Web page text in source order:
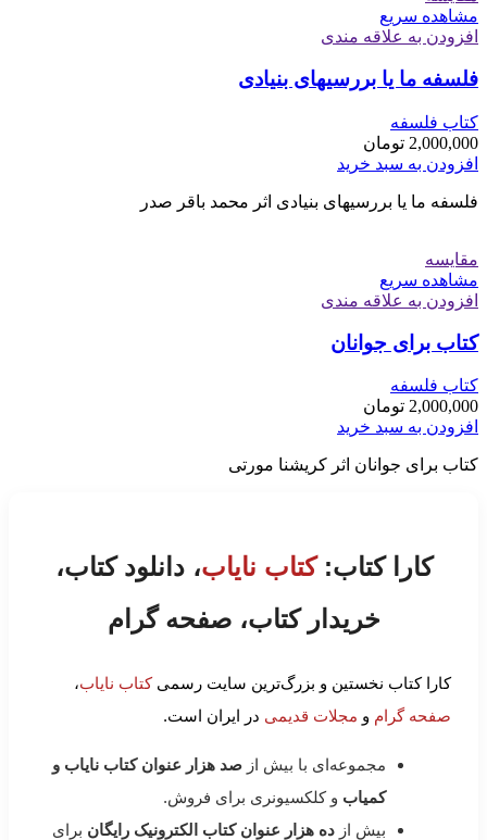
مشاهده سریع
افزودن به علاقه مندی
فلسفه ما یا بررسیهای بنیادی
کتاب فلسفه
2,000,000 تومان
افزودن به سبد خرید
فلسفه ما یا بررسیهای بنیادی اثر محمد باقر صدر
مقایسه
مشاهده سریع
افزودن به علاقه مندی
کتاب برای جوانان
کتاب فلسفه
2,000,000 تومان
افزودن به سبد خرید
کتاب برای جوانان اثر کریشنا مورتی
کارا کتاب:کتاب نایاب، دانلود کتاب،
خریدار کتاب، صفحه گرام
کارا کتاب نخستین و بزرگ‌ترین سایت رسمیکتاب نایاب،
صفحه گرام و مجلات قدیمی در ایران است.
مجموعه‌ای با بیش از صد هزار عنوان کتاب نایاب و
کمیاب و کلکسیونری برای فروش.
بیش از ده هزار عنوان کتاب الکترونیک رایگان برای